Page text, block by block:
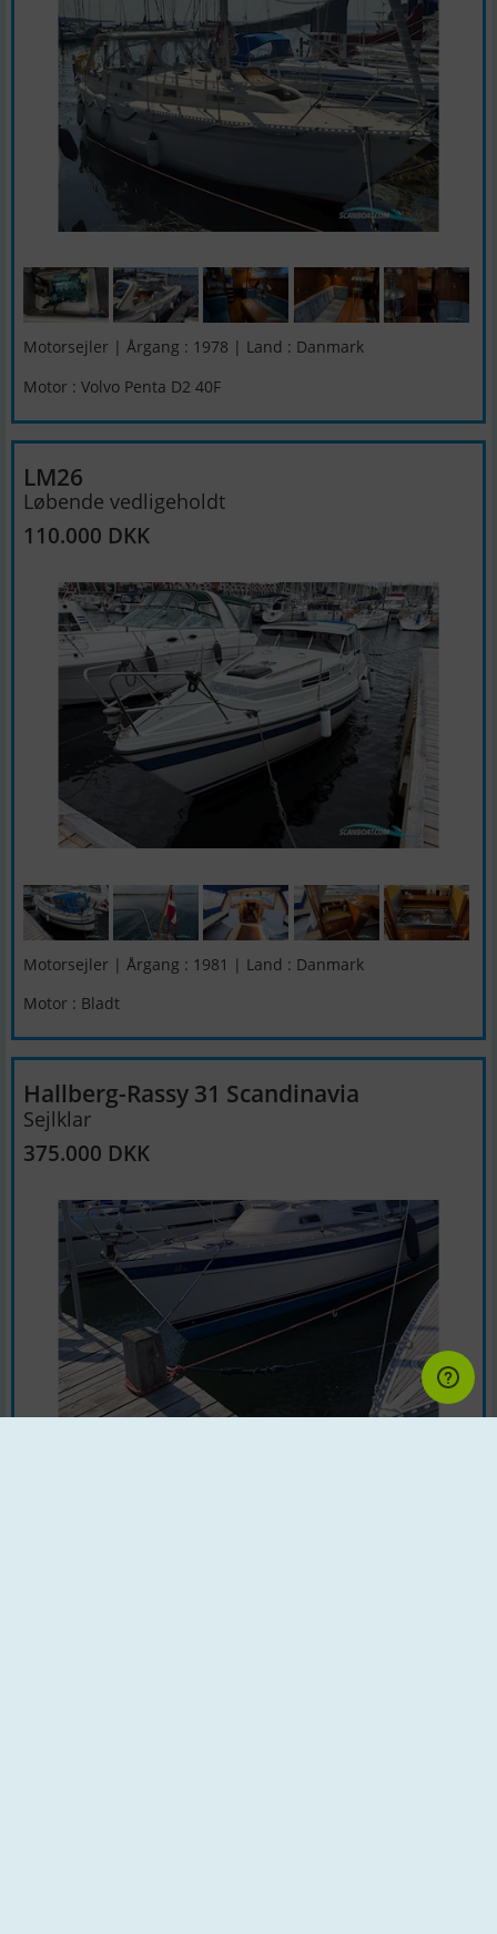
Motorsejler | Årgang : 1978 | Land : Danmark
Motor : Volvo Penta D2 40F
LM26
Løbende vedligeholdt
110.000 DKK
Motorsejler | Årgang : 1981 | Land : Danmark
Motor : Bladt
Hallberg-Rassy 31 Scandinavia
Sejlklar
375.000 DKK